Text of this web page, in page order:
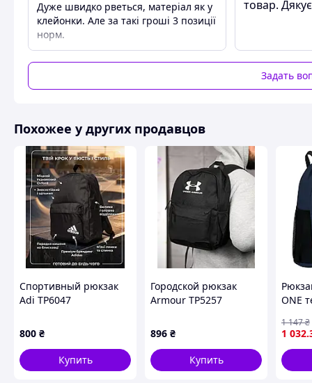
бывает сложно отдать предпочтение чему-то одному.
недорого купить стильный женский набор 3 в 1: рюкзак,
подарок.
Все составляющие набора имеют одну стилистику,
размещая нужные вещи в разные аксессуары. В
Набор изготовлен из высококачественной PU-кожи,
натуральная. Такой материал не растягивается, не
первоначальный внешний вид.
Дуже швидко рветься, матеріал як у
клейонки. Але за такі гроші 3 позиції
норм.
товар.
Задать
Похожее у других продавцов
Спортивный рюкзак
Adi ТР6047
800 ₴
Купить
Городской рюкзак
Armour ТР5257
896 ₴
Купить
ONE
1 032
1 147₴